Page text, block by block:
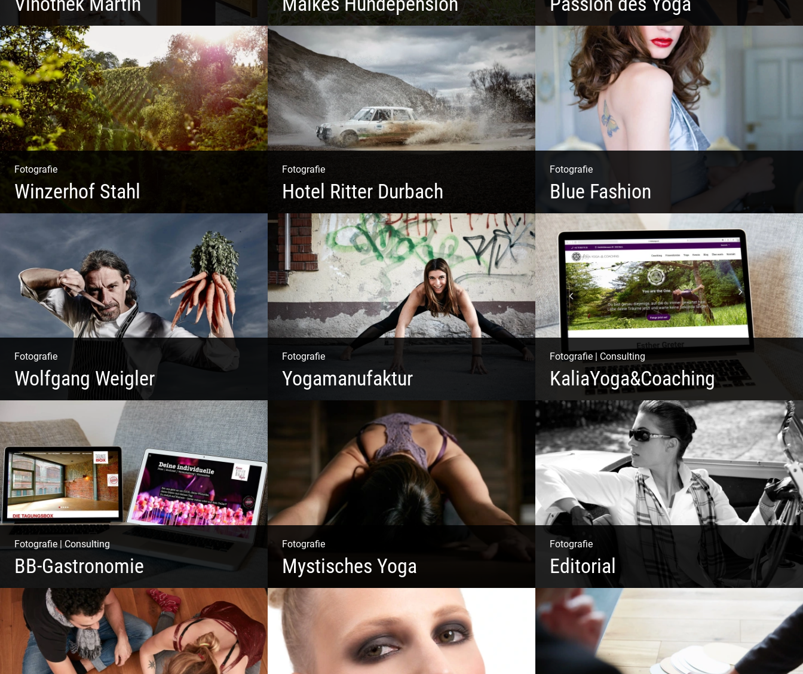
Shooting Vinothek und Ferienwohnung Tierisch lebendiges Shooting Ein herzliches Team
Fotografie
Winzerhof Stahl
Ganz neu durfte es werden. Alles. Fotos. Web. Shop.
Fotografie
Hotel Ritter Durbach
Matsch|Oldtimer|Männer|Spass
Fotografie
Blue Fashion
Blue Fashion
Fotografie
Wolfgang Weigler
W.U.F.O. Food Orbiter | Event Gastronomie | Catering
Service | Essen & Trinken
Fotografie
Yogamanufaktur
Yoga | Fashion | Cool & symphatisch
Fotografie| Consulting
KaliaYoga&Coaching
Pint- & Webdesign, Fotografie & Corporate-Design
Fotografie | Consulting
BB-Gastronomie
Fotografie, Marketing & Design
Fotografie
Mystisches Yoga
Yoga und Meditation – mystisch inszeniert
Fotografie
Editorial
Klassische Editorials